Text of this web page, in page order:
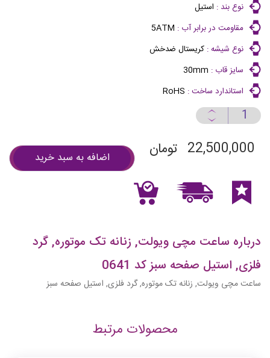
نوع بند : استیل
مقاومت در برابر آب : 5ATM
نوع شیشه : کریستال ضدخش
سایز قاب : 30mm
استاندارد ساخت : RoHS
22,500,000 تومان اضافه به سبد خرید
درباره ساعت مچی ویولت, زنانه تک موتوره, گرد
فلزی, استیل صفحه سبز کد 0641
ساعت مچی ویولت, زنانه تک موتوره, گرد فلزی, استیل صفحه سبز
محصولات مرتبط